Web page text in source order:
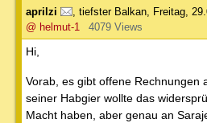
aprilzi , tiefster Balkan, Freitag,
@ helmut-1
4079 Views
Hi,
Vorab, es gibt offene Rechnungen
seiner Habgier wollte das
Macht haben, aber genau an